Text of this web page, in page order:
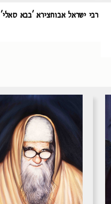
רבי ישראל אבוחצירא 'בבא סאלי'